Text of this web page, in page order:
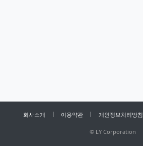
회사소개 이용약관 개인정보처리방침
© LY Corporation